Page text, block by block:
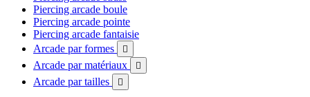
Piercing arcade boule
Piercing arcade pointe
Piercing arcade fantaisie
Arcade par formes

Arcade par matériaux 
Arcade par tailles 